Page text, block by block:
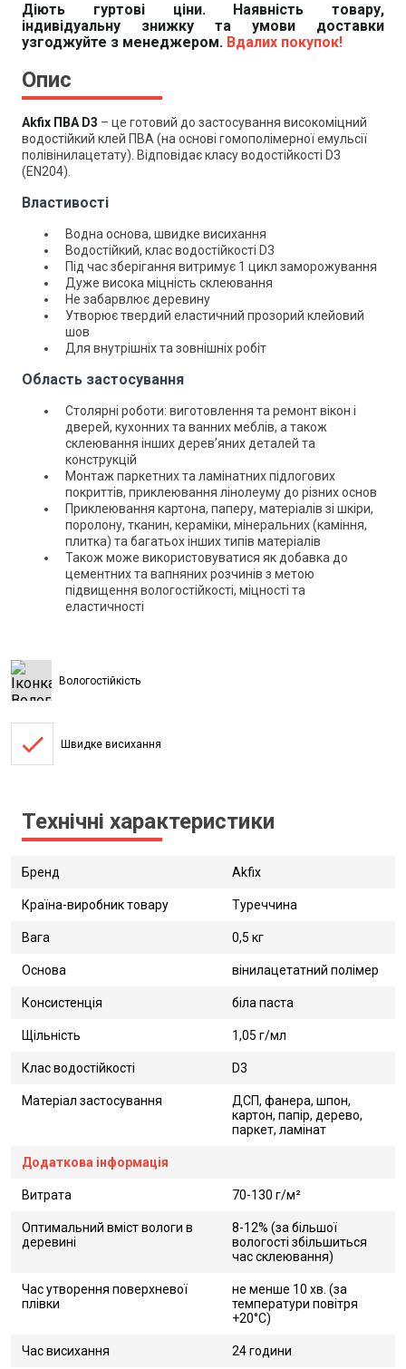
Діють гуртові ціни. Наявність товару,
індивідуальну знижку та умови доставки
узгоджуйте з менеджером. Вдалих покупок!
Опис
Akfix ПВА D3 – це готовий до застосування високоміцний
водостійкий клей ПВА (на основі гомополімерної емульсії
полівінилацетату). Відповідає класу водостійкості D3
(EN204).
Властивості
Водна основа, швидке висихання
Водостійкий, клас водостійкості D3
Під час зберігання витримує 1 цикл заморожування
Дуже висока міцність склеювання
Не забарвлює деревину
Утворює твердий еластичний прозорий клейовий
шов
Для внутрішніх та зовнішніх робіт
Область застосування
Столярні роботи: виготовлення та ремонт вікон і
дверей, кухонних та ванних меблів, а також
склеювання інших дерев’яних деталей та
конструкцій
Монтаж паркетних та ламінатних підлогових
покриттів, приклеювання лінолеуму до різних основ
Приклеювання картона, паперу, матеріалів зі шкіри,
поролону, тканин, кераміки, мінеральних (каміння,
плитка) та багатьох інших типів матеріалів
Також може використовуватися як добавка до
цементних та вапняних розчинів з метою
підвищення вологостійкості, міцності та
еластичності
Вологостійкість
done Швидке висихання
Технічні характеристики
Бренд Akfix
Країна-виробник товару Туреччина
Вага 0,5 кг
Основа вінилацетатний полімер
Консистенція біла паста
Щільність 1,05 г/мл
Клас водостійкості D3
Матеріал застосування
ДСП, фанера, шпон,
картон, папір, дерево,
паркет, ламінат
Додаткова інформація
Витрата 70-130 г/м²
Оптимальний вміст вологи в
деревині
8-12% (за більшої
вологості збільшиться
час склеювання)
Час утворення поверхневої
плівки
не менше 10 хв. (за
температури повітря
+20°C)
Час висихання 24 години